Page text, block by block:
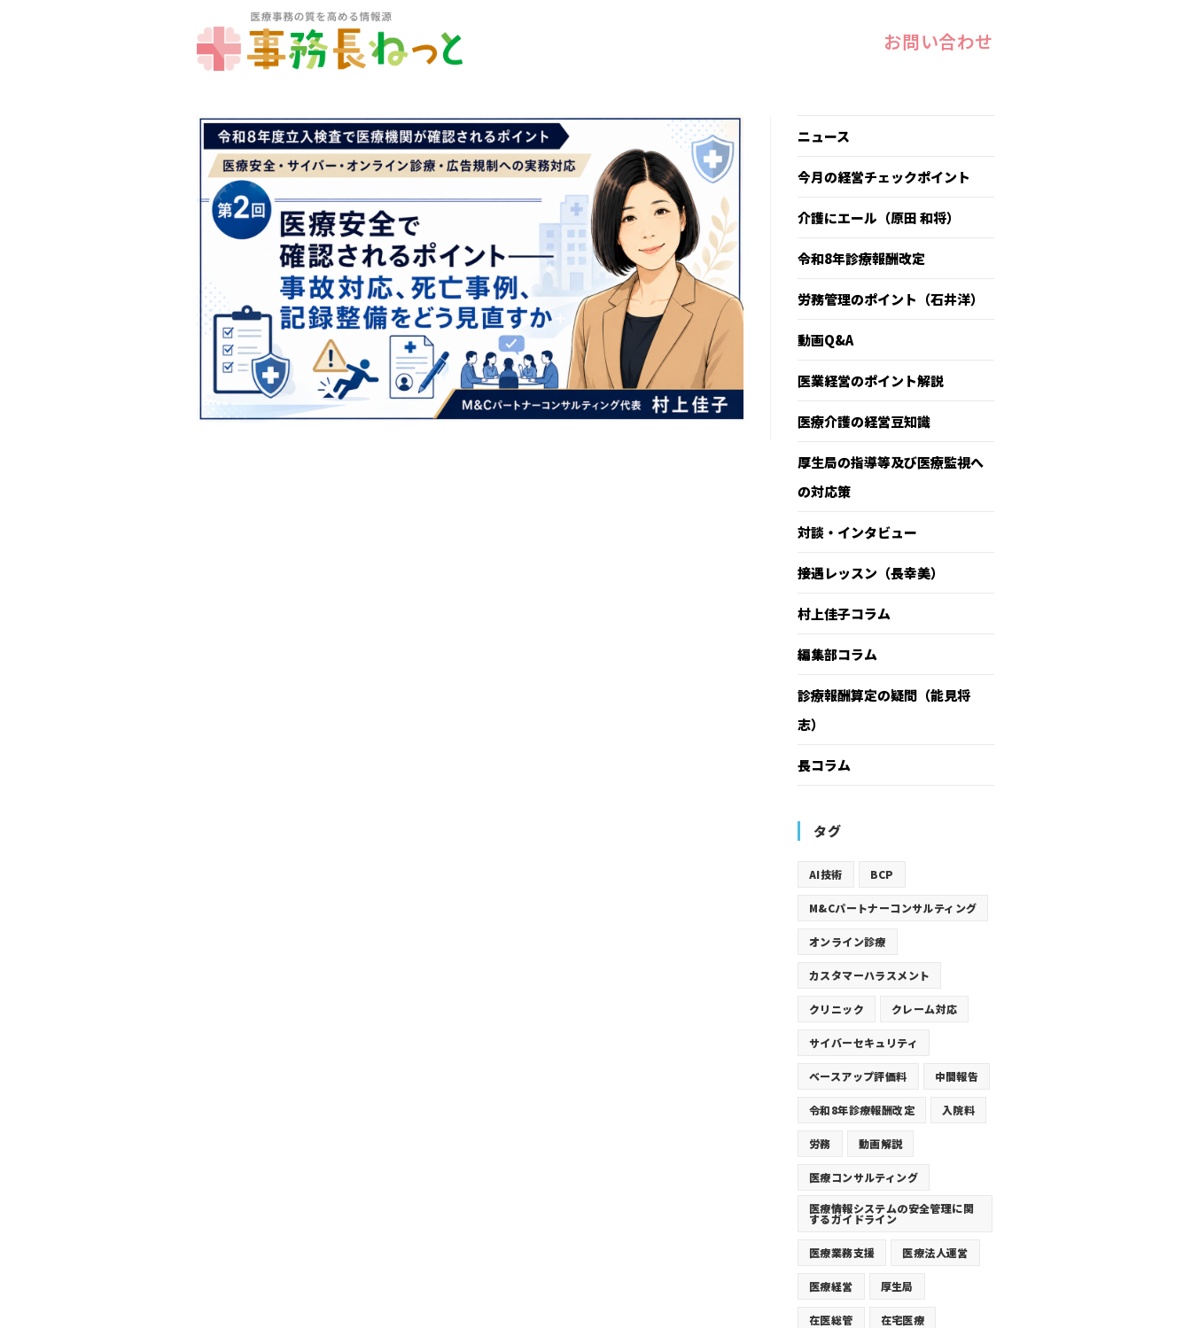
お問い合わせ
ニュース
今月の経営チェックポイント
介護にエール（原田 和将）
令和8年診療報酬改定
労務管理のポイント（石井洋）
動画Q&A
医業経営のポイント解説
医療介護の経営豆知識
厚生局の指導等及び医療監視へ
の対応策
対談・インタビュー
接遇レッスン（長幸美）
村上佳子コラム
編集部コラム
診療報酬算定の疑問（能見将
志）
長コラム
タグ
AI技術 BCP
M&Cパートナーコンサルティング
オンライン診療
カスタマーハラスメント
クリニック クレーム対応
サイバーセキュリティ
ベースアップ評価料 中間報告
令和8年診療報酬改定 入院料
労務 動画解説
医療コンサルティング
医療情報システムの安全管理に関
するガイドライン
医療業務支援 医療法人運営
医療経営 厚生局
在医総管 在宅医療